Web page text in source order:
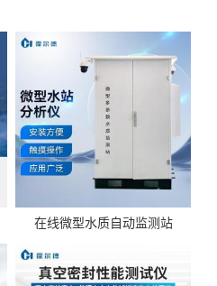
在线微型水质自动监测站